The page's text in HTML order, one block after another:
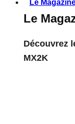
Le
Le
Découvrez
MX2K